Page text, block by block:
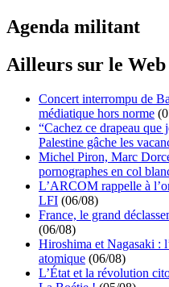
Agenda militant
Ailleurs sur le Web
Concert interrompu de
médiatique hors norme
“Cachez ce drapeau que
Palestine gâche les
Michel Piron, Marc
pornographes en col
L’ARCOM rappelle à
LFI (06/08)
France, le grand
(06/08)
Hiroshima et Nagasaki :
atomique (06/08)
L’État et la révolution